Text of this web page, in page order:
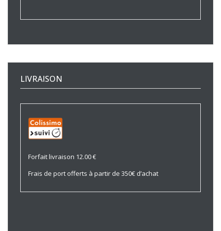
LIVRAISON
Forfait livraison 12.00 €
Frais de port offerts à partir de 350€ d’achat